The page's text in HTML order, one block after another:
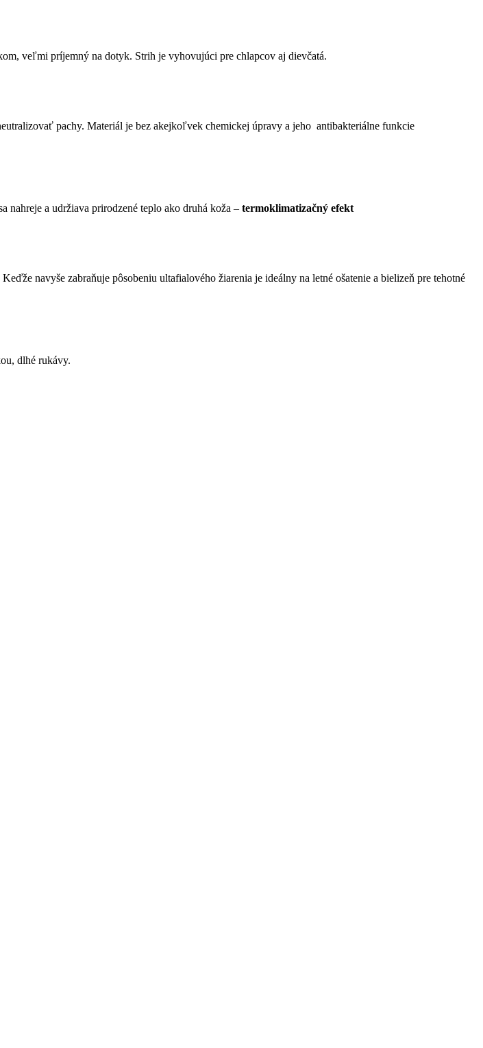
veľmi príjemný na dotyk. Strih je vyhovujúci pre chlapcov aj dievčatá.
pachy. Materiál je bez akejkoľvek chemickej úpravy a jeho antibakteriálne funkcie
nahreje a udržiava prirodzené teplo ako druhá koža – termoklimatizačný efekt
navyše zabraňuje pôsobeniu ultafialového žiarenia je ideálny na letné ošatenie a bielizeň pre tehotné
dlhé rukávy.